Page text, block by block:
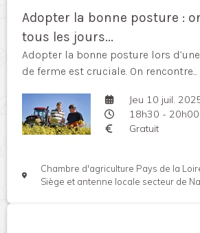
Adopter la bonne posture :
tous les jours...
Adopter la bonne posture lors
de ferme est cruciale. On rencontre...
Jeu 10 juil.
18h30 - 20h00
Gratuit
Chambre d'agriculture Pays de la
Siège et antenne locale secteur de Nantes La Géraudière, Rue Pierre